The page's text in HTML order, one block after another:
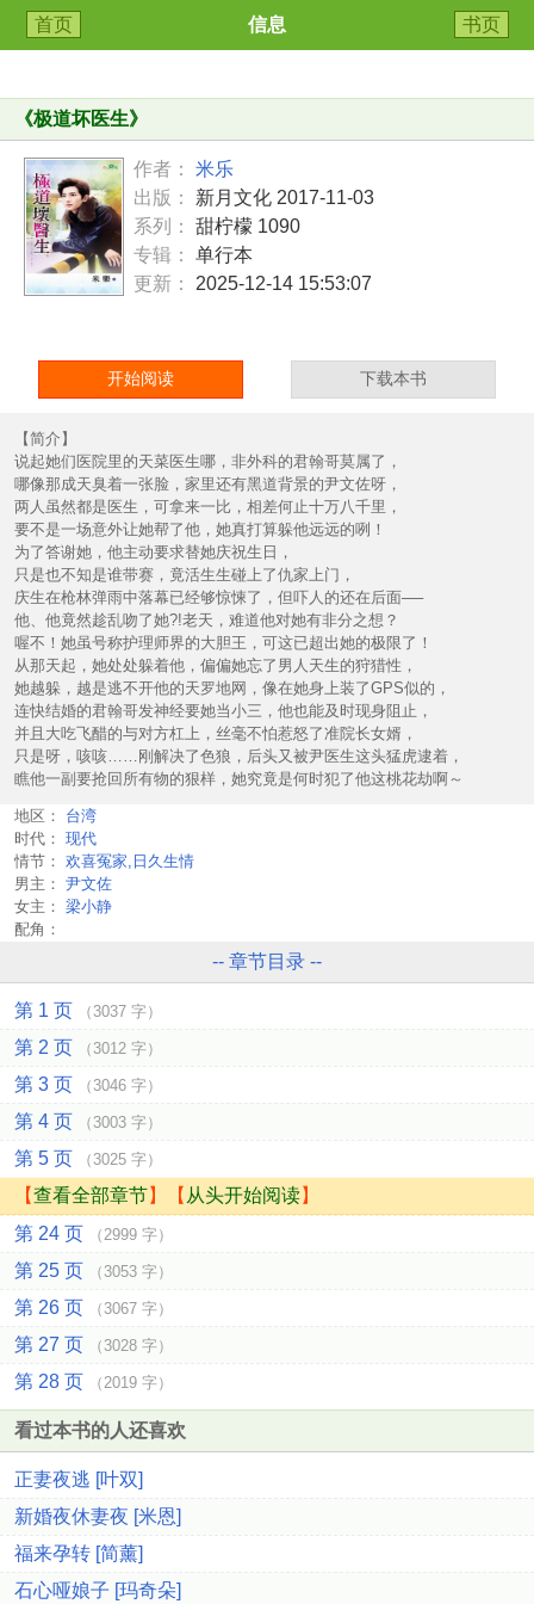
首页 信息 书页
《极道坏医生》
作者：
米乐
出版：
新月文化 2017-11-03
系列：
甜柠檬 1090
专辑：
单行本
更新：
2025-12-14 15:53:07
开始阅读 下载本书
【简介】
说起她们医院里的天菜医生哪，非外科的君翰哥莫属了，
哪像那成天臭着一张脸，家里还有黑道背景的尹文佐呀，
两人虽然都是医生，可拿来一比，相差何止十万八千里，
要不是一场意外让她帮了他，她真打算躲他远远的咧！
为了答谢她，他主动要求替她庆祝生日，
只是也不知是谁带赛，竟活生生碰上了仇家上门，
庆生在枪林弹雨中落幕已经够惊悚了，但吓人的还在后面──
他、他竟然趁乱吻了她?!老天，难道他对她有非分之想？
喔不！她虽号称护理师界的大胆王，可这已超出她的极限了！
从那天起，她处处躲着他，偏偏她忘了男人天生的狩猎性，
她越躲，越是逃不开他的天罗地网，像在她身上装了GPS似的，
连快结婚的君翰哥发神经要她当小三，他也能及时现身阻止，
并且大吃飞醋的与对方杠上，丝毫不怕惹怒了准院长女婿，
只是呀，咳咳……刚解决了色狼，后头又被尹医生这头猛虎逮着，
瞧他一副要抢回所有物的狠样，她究竟是何时犯了他这桃花劫啊～
地区：
台湾
时代： 现代
情节： 欢喜冤家,日久生情
男主： 尹文佐
女主： 梁小静
配角：
-- 章节目录 --
第 1 页 （3037 字）
第 2 页 （3012 字）
第 3 页 （3046 字）
第 4 页 （3003 字）
第 5 页 （3025 字）
【查看全部章节】【 从头开始阅读】
第 24 页
（2999 字）
第 25 页 （3053 字）
第 26 页 （3067 字）
第 27 页 （3028 字）
第 28 页 （2019 字）
看过本书的人还喜欢
正妻夜逃 [叶双]
新婚夜休妻夜 [米恩]
福来孕转 [简薰]
石心哑娘子 [玛奇朵]